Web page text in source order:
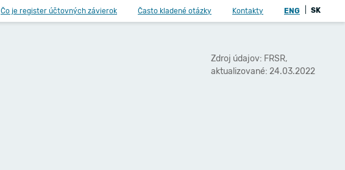
Čo je register účtovných závierok Často kladené otázky Kontakty ENG SK
Zdroj údajov: FRSR,
aktualizované: 24.03.2022